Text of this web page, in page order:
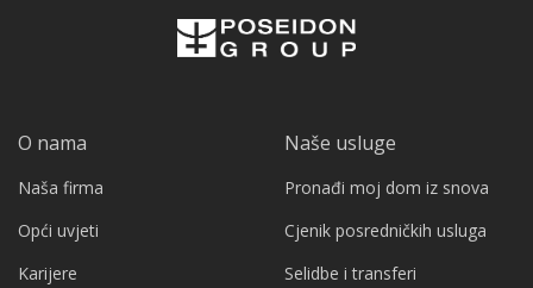
O nama
Naša firma
Opći uvjeti
Karijere
Naše usluge
Pronađi moj dom iz snova
Cjenik posredničkih usluga
Selidbe i transferi